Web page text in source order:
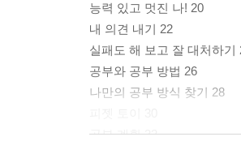
능력 있고 멋진 나! 20
내 의견 내기 22
실패도 해 보고 잘 대처하기
공부와 공부 방법 26
나만의 공부 방식 찾기 28
공부 계획 32